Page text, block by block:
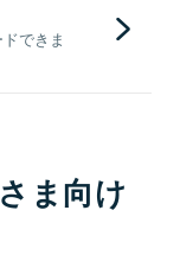
できま
ま向け